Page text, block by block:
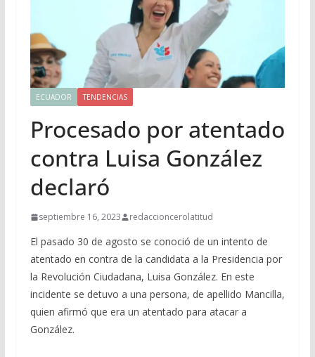
ECUADOR TENDENCIAS
Procesado por atentado
contra Luisa González
declaró
septiembre 16, 2023 redaccioncerolatitud
El pasado 30 de agosto se conoció de un intento de
atentado en contra de la candidata a la Presidencia por
la Revolución Ciudadana, Luisa González. En este
incidente se detuvo a una persona, de apellido Mancilla,
quien afirmó que era un atentado para atacar a
González.